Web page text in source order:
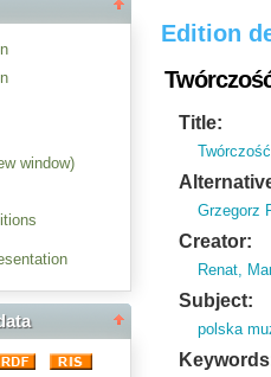
window)
Edition
Title:
Grzegorz
Creator:
Renat,
Subject:
polska